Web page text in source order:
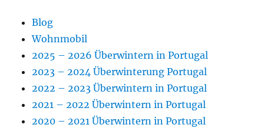
Blog
Wohnmobil
2025 – 2026 Überwintern in Portugal
2023 – 2024 Überwinterung Portugal
2022 – 2023 Überwintern in Portugal
2021 – 2022 Überwintern in Portugal
2020 – 2021 Überwintern in Portugal